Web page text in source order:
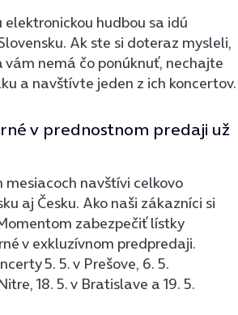
elektronickou hudbou sa idú
Ak ste si doteraz mysleli,
vám nemá čo ponúknuť, nechajte
a navštívte jeden z ich koncertov.
v prednostnom predaji už
mesiacoch navštívi celkovo
aj Česku. Ako naši zákazníci si
zabezpečiť lístky
v exkluzívnom predpredaji.
5. 5. v Prešove, 6. 5.
18. 5. v Bratislave a 19. 5.